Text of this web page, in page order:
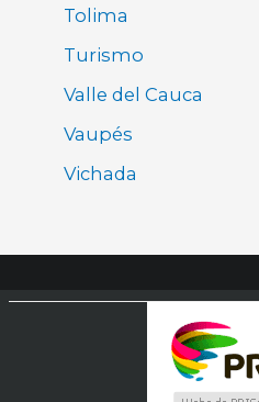
Tolima
Turismo
Valle del Cauca
Vaupés
Vichada